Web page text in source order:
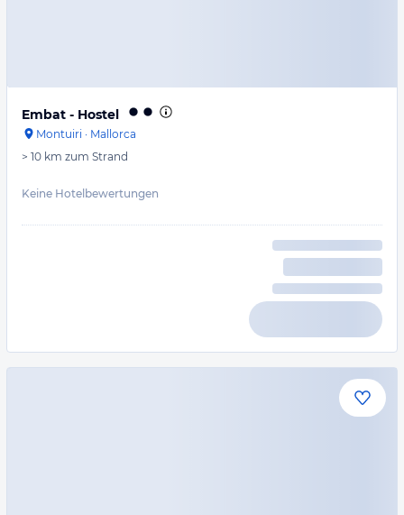
Embat - Hostel
Montuiri · Mallorca
> 10 km zum Strand
Keine Hotelbewertungen